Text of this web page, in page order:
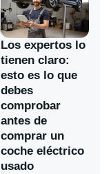
Los expertos lo
tienen claro:
esto es lo que
debes
comprobar
antes de
comprar un
coche eléctrico
usado